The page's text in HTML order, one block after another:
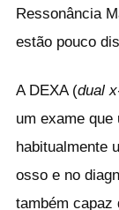
Ressonância
estão pouco
A DEXA (dual
um exame
habitualmente
osso e no
também capaz